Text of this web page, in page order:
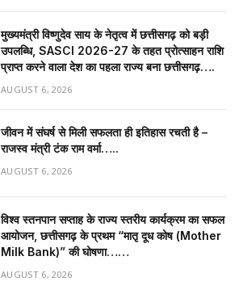
मुख्यमंत्री विष्णुदेव साय के नेतृत्व में छत्तीसगढ़ को बड़ी
उपलब्धि, SASCI 2026-27 के तहत प्रोत्साहन राशि
प्राप्त करने वाला देश का पहला राज्य बना छत्तीसगढ़….
AUGUST 6, 2026
जीवन में संघर्ष से मिली सफलता ही इतिहास रचती है –
राजस्व मंत्री टंक राम वर्मा…..
AUGUST 6, 2026
विश्व स्तनपान सप्ताह के राज्य स्तरीय कार्यक्रम का सफल
आयोजन, छत्तीसगढ़ के प्रथम “मातृ दूध कोष (Mother
Milk Bank)” की घोषणा……
AUGUST 6, 2026